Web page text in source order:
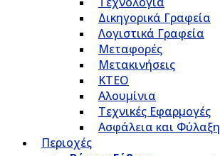
Δικηγορικά Γραφεία
Λογιστικά Γραφεία
Μεταφορές
Μετακινήσεις
ΚΤΕΟ
Αλουμίνια
Τεχνικές Εφαρμογές
Ασφάλεια και Φύλαξη
Περιοχές